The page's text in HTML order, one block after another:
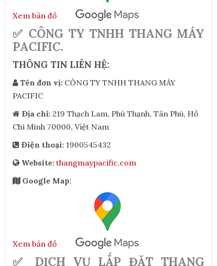
Xem bản đồ
✅ CÔNG TY TNHH THANG MÁY
PACIFIC.
THÔNG TIN LIÊN HỆ:
Tên đơn vị: CÔNG TY TNHH THANG MÁY
PACIFIC
Địa chỉ: 219 Thạch Lam, Phú Thạnh, Tân Phú, Hồ
Chí Minh 70000, Việt Nam
Điện thoại: 1900545432
Website:thangmaypacific.com
Google Map:
Xem bản đồ
✅ DỊCH VỤ LẮP ĐẶT THANG